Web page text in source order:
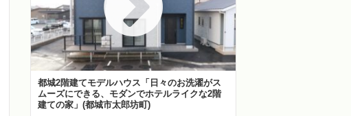
都城2階建てモデルハウス「日々のお洗濯がス
ムーズにできる、モダンでホテルライクな2階
建ての家」(都城市太郎坊町)